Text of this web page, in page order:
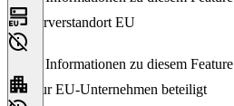
Serverstandort EU
Keine Informationen zu diesem Feature
Nur EU-Unternehmen beteiligt